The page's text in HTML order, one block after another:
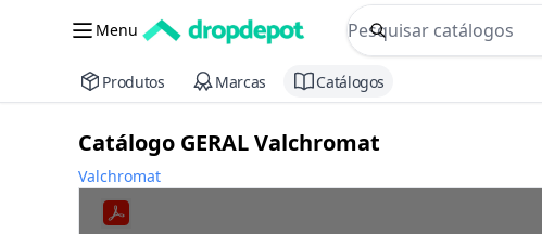
Menu
commerce search no
Procurar
Produtos Marcas Catálogos
Catálogo GERAL Valchromat
Valchromat